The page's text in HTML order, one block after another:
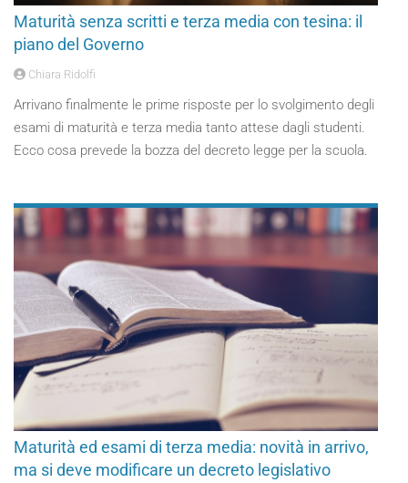
Maturità senza scritti e terza media con tesina: il
piano del Governo
Chiara Ridolfi
Arrivano finalmente le prime risposte per lo svolgimento degli
esami di maturità e terza media tanto attese dagli studenti.
Ecco cosa prevede la bozza del decreto legge per la scuola.
Maturità ed esami di terza media: novità in arrivo,
ma si deve modificare un decreto legislativo